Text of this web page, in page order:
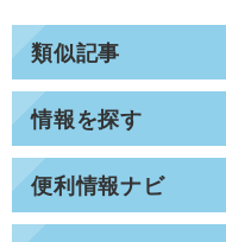
類似記事
情報を探す
便利情報ナビ